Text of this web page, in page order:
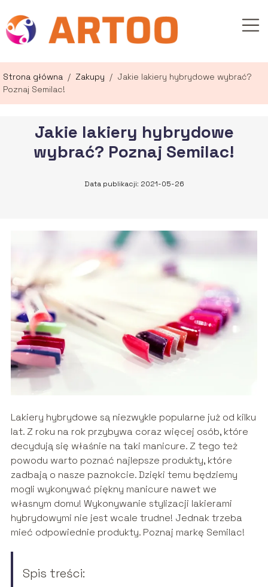
Strona główna / Zakupy / Jakie lakiery hybrydowe wybrać?
Poznaj Semilac!
Jakie lakiery hybrydowe
wybrać? Poznaj Semilac!
Data publikacji: 2021-05-26
Lakiery hybrydowe są niezwykle popularne już od kilku
lat. Z roku na rok przybywa coraz więcej osób, które
decydują się właśnie na taki manicure. Z tego też
powodu warto poznać najlepsze produkty, które
zadbają o nasze paznokcie. Dzięki temu będziemy
mogli wykonywać piękny manicure nawet we
własnym domu! Wykonywanie stylizacji lakierami
hybrydowymi nie jest wcale trudne! Jednak trzeba
mieć odpowiednie produkty. Poznaj markę Semilac!
Spis treści: